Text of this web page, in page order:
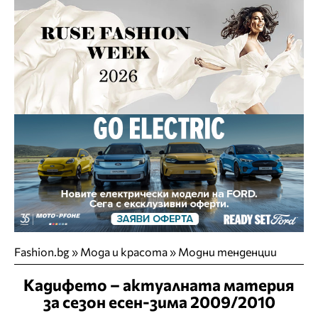
Fashion.bg» Мода и красота» Модни тенденции
Кадифето – актуалната материя
за сезон есен-зима 2009/2010